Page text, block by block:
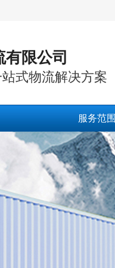
限公司
式物流解决方案
服务范围